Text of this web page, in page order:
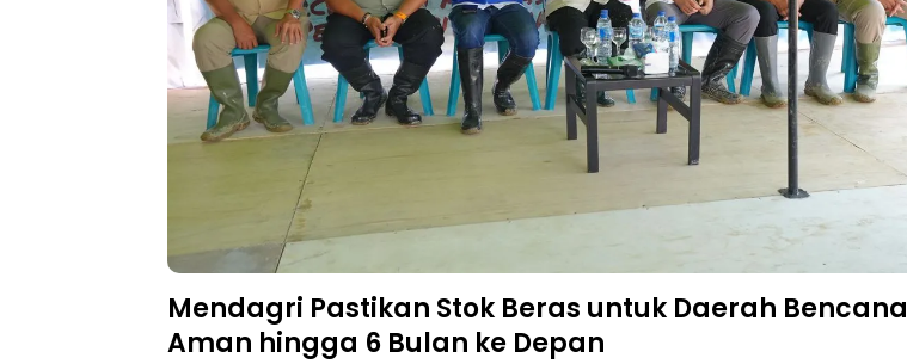
Mendagri Pastikan Stok Beras untuk Daerah Bencana
Aman hingga 6 Bulan ke Depan